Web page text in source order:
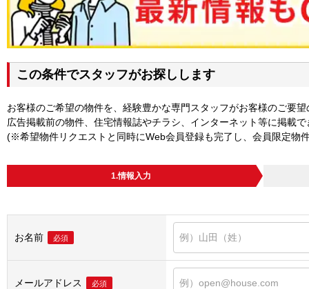
この条件でスタッフがお探しします
お客様のご希望の物件を、経験豊かな専門スタッフがお客様のご要望
広告掲載前の物件、住宅情報誌やチラシ、インターネット等に掲載
(※希望物件リクエストと同時にWeb会員登録も完了し、会員限定物
1.情報入力
お名前 必須
メールアドレス 必須